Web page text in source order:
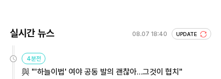
실시간 뉴스 08.07 18:40 UPDATE
4분전
與 "'하늘이법' 여야 공동 발의 괜찮아…그것이 협치"